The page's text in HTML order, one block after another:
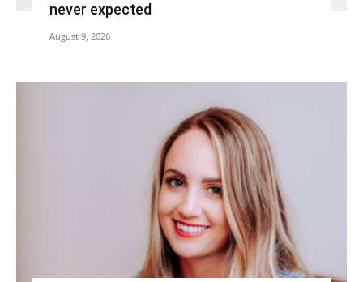
never expected
August 9, 2026